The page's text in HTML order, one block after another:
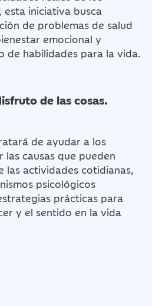
iniciativa busca
de problemas de salud
emocional y
de habilidades para la vida.
de las cosas.
de ayudar a los
causas que pueden
las actividades cotidianas,
psicológicos
prácticas para
y el sentido en la vida